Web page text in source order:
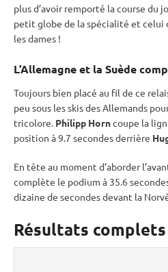
plus d’avoir remporté la course du
petit globe de la spécialité et celui
les dames !
L’Allemagne et la Suède
Toujours bien placé au fil de ce
peu sous les skis des Allemands
tricolore. Philipp Horncoupe la
position à 9.7 secondes derrière
En tête au moment d’aborder
complète le podium à 35.6
dizaine de secondes devant la
Résultats complets